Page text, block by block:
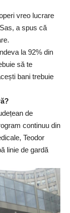
vreo lucrare
a spus că
la 92% din
să te
bani trebuie
de
continuu din
Teodor
linie de gardă